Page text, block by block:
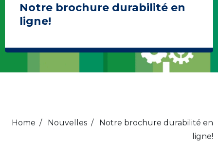
Notre brochure durabilité en
ligne!
Home / Nouvelles / Notre brochure durabilité en
ligne!